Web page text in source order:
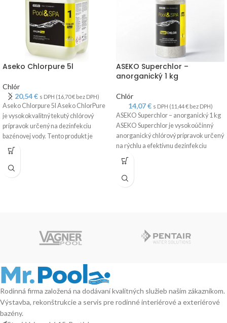
Aseko Chlorpure 5l
Chlór
20,54€ s DPH (16,70€bez DPH)
Aseko Chlorpure 5l Aseko ChlorPure
je vysokokvalitný tekutý chlórový
prípravok určený na dezinfekciu
bazénovej vody. Tento produkt je
ideálny na
ASEKO Superchlor –
anorganický 1 kg
Chlór
14,07€ s DPH (11,44€bez DPH)
ASEKO Superchlor – anorganický 1 kg
ASEKO Superchlor je vysokoúčinný
anorganický chlórový prípravok určený
na rýchlu a efektívnu dezinfekciu
bazénovej
Rodinná firma založená na dodávaní kvalitných služieb naším zákazníkom.
Výstavba, rekonštrukcie a servis pre rodinné interiérové a exteriérové
bazény.